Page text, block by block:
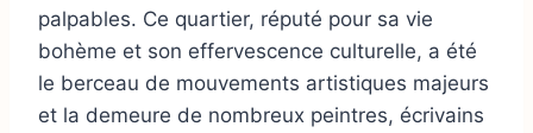
palpables. Ce quartier, réputé pour sa vie
bohème et son effervescence culturelle, a été
le berceau de mouvements artistiques majeurs
et la demeure de nombreux peintres, écrivains